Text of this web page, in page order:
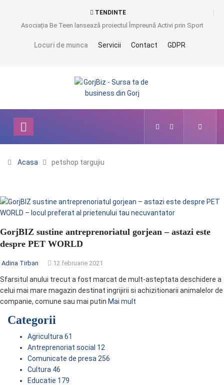
TENDINTE
Asociația Be Teen lansează proiectul Împreună Activi prin Sport
Locuri de munca Servicii Contact GDPR
Acasa petshop targujiu
GorjBIZ sustine antreprenoriatul gorjean – astazi este
despre PET WORLD
Adina Tirban 12 februarie 2021
Sfarsitul anului trecut a fost marcat de mult-asteptata deschidere a
celui mai mare magazin destinat ingrijirii si achizitionarii animalelor de
companie, comune sau mai putin Mai mult
Categorii
Agricultura 61
Antreprenoriat social 12
Comunicate de presa 256
Cultura 46
Educatie 179